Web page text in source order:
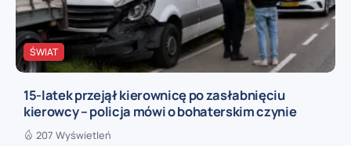
ŚWIAT
15-latek przejął kierownicę po zasłabnięciu
kierowcy – policja mówi o bohaterskim czynie
207 Wyświetleń